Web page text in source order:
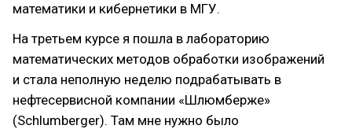
математики и кибернетики в МГУ.
На третьем курсе я пошла в лабораторию
математических методов обработки изображений
и стала неполную неделю подрабатывать в
нефтесервисной компании «Шлюмберже»
(Schlumberger). Там мне нужно было